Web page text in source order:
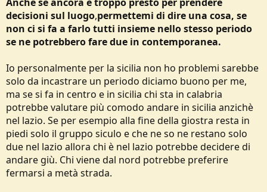
decisioni sul luogo,permettemi di dire una cosa, se
non ci si fa a farlo tutti insieme nello stesso periodo
se ne potrebbero fare due in contemporanea.
Io personalmente per la sicilia non ho problemi sarebbe
solo da incastrare un periodo diciamo buono per me,
ma se si fa in centro e in sicilia chi sta in calabria
potrebbe valutare più comodo andare in sicilia anzichè
nel lazio. Se per esempio alla fine della giostra resta in
piedi solo il gruppo siculo e che ne so ne restano solo
due nel lazio allora chi è nel lazio potrebbe decidere di
andare giù. Chi viene dal nord potrebbe preferire
fermarsi a metà strada.